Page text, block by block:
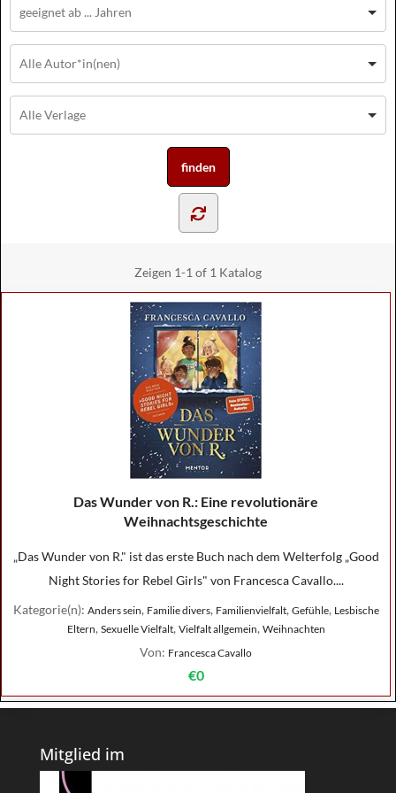
Zeigen 1-1 of 1 Katalog
Das Wunder von R.: Eine revolutionäre
Weihnachtsgeschichte
„Das Wunder von R." ist das erste Buch nach dem Welterfolg „Good
Night Stories for Rebel Girls" von Francesca Cavallo....
Kategorie(n): Anders sein, Familie divers, Familienvielfalt, Gefühle, Lesbische
Eltern, Sexuelle Vielfalt, Vielfalt allgemein, Weihnachten
Von: Francesca Cavallo
€0
Mitglied im